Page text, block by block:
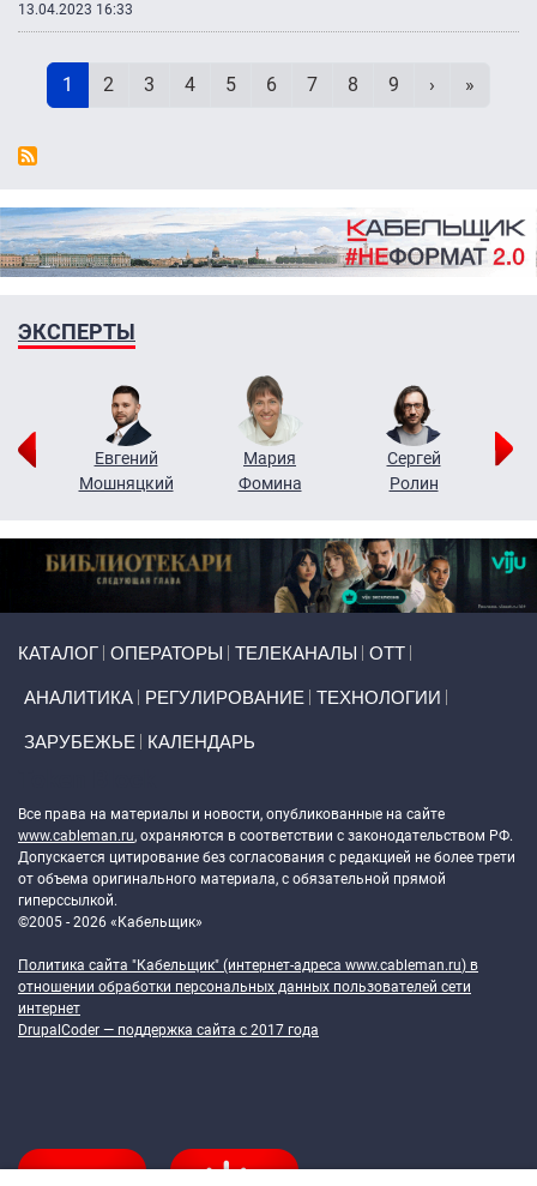
13.04.2023 16:33
Текущая страница
1 Page
2 Page
3 Page
4 Page
5 Page
6 Page
7 Page
8 Page
9 Следующая
› »
ЭКСПЕРТЫ
Евгений
Мошняцкий
Мария
Фомина
Сергей
Ролин
КАТАЛОГ ОПЕРАТОРЫ ТЕЛЕКАНАЛЫ ОТТ
АНАЛИТИКА РЕГУЛИРОВАНИЕ ТЕХНОЛОГИИ
ЗАРУБЕЖЬЕ КАЛЕНДАРЬ
Все права на материалы и новости, опубликованные на сайте
www.cableman.ru, охраняются в соответствии с законодательством РФ.
Допускается цитирование без согласования с редакцией не более трети
от объема оригинального материала, с обязательной прямой
гиперссылкой.
©2005 - 2026 «Кабельщик»
Политика сайта "Кабельщик" (интернет-адреса www.cableman.ru) в
отношении обработки персональных данных пользователей сети
интернет
DrupalCoder — поддержка сайта c 2017 года